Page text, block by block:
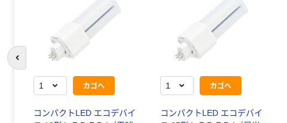
カゴへ
コンパクトLED エコデバイ
カゴへ
コンパクトLED エコデバイ
前のスライドへ